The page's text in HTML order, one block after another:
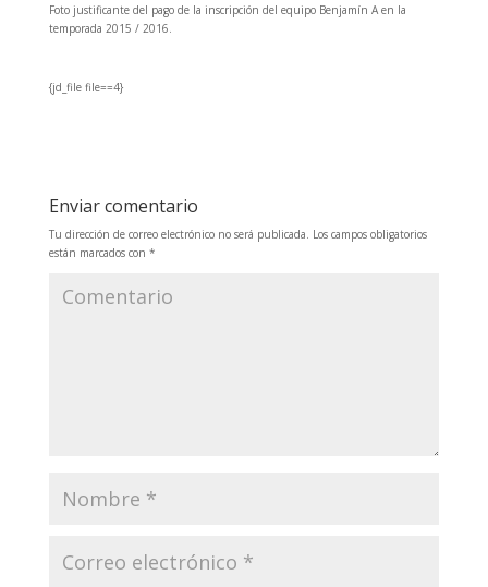
Foto justificante del pago de la inscripción del equipo Benjamín A en la
temporada 2015 / 2016.
{jd_file file==4}
Enviar comentario
Tu dirección de correo electrónico no será publicada. Los campos obligatorios
están marcados con *